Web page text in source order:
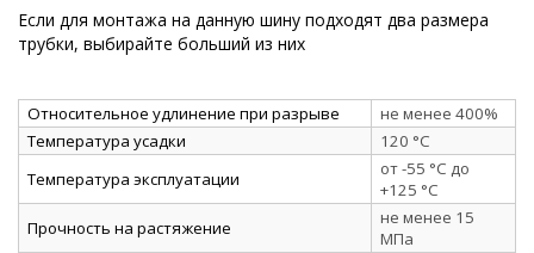
Если для монтажа на данную шину подходят два размера
трубки, выбирайте больший из них
Относительное удлинение при разрыве
не менее 400%
Температура усадки
120 °C
Температура эксплуатации
от -55 °C до
+125 °C
Прочность на растяжение
не менее 15
МПа